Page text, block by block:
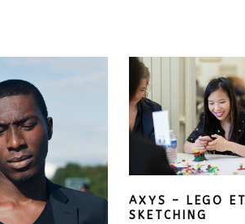
AXYS – LEGO ET
SKETCHING